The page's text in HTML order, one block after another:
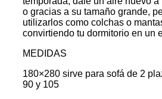
o gracias a su tamaño grande,
utilizarlos como colchas o
convirtiendo tu dormitorio en un
MEDIDAS
180×280 sirve para sofá de 2
90 y 105